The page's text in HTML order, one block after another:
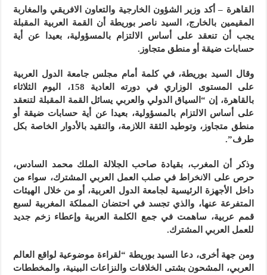
القاهرة – أكد وزير الشؤون الخارجية والتعاون الافريقي والمغاربة
المقيمين بالخارج، السيد ناصر بوريطة أن القمة العربية المقبلة
يجب أن تنعقد على أساس الالتزام بالمسؤولية، بعيدا عن أية
حسابات ضيقة أو منطق متجاوز.
وقال السيد بوريطة، في كلمة أمام مجلس جامعة الدول العربية
على المستوى الوزاري في دورته العادية 158، اليوم الثلاثاء
بالقاهرة، إن “السياق الدولي والعربي يسائل القمة المقبلة لتنعقد
على أساس الالتزام بالمسؤولية، بعيدا عن أية حسابات ضيقة أو
منطق متجاوز، وتوطيد الثقة اللازمة، والتقيد بالأدوار الخاصة بكل
طرف”.
وذكر أن المغرب، بقيادة صاحب الجلالة الملك محمد السادس،
حرص على الانخراط في صلب العمل العربي المشترك، سواء من
داخل الأجهزة الرئيسية لجامعة الدول العربية، أو من خلال الهيئات
المتفرعة عنها، والذي تجسد في احتضان المملكة المغربية لسبع
قمم عربية، ساهمت في جمع الكلمة العربية وإعطاء زخم جديد
للعمل العربي المشترك.
ومن جهة أخرى، دعا السيد بوريطة “لقراءة موضوعية لواقع العالم
العربي، المشحون بشتى الخلافات والنزاعات البينية، والمخططات